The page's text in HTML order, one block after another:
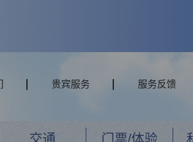
贵宾服务 服务反馈
交通 门票/体验